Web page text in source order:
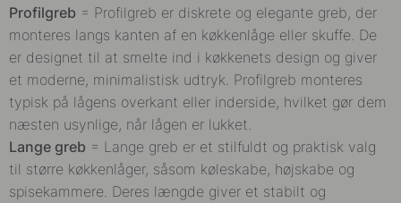
Profilgreb = Profilgreb er diskrete og elegante greb, der
monteres langs kanten af en køkkenlåge eller skuffe. De
er designet til at smelte ind i køkkenets design og giver
et moderne, minimalistisk udtryk. Profilgreb monteres
typisk på lågens overkant eller inderside, hvilket gør dem
næsten usynlige, når lågen er lukket.
Lange greb = Lange greb er et stilfuldt og praktisk valg
til større køkkenlåger, såsom køleskabe, højskabe og
spisekammere. Deres længde giver et stabilt og